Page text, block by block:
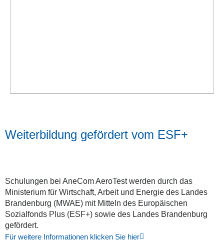
Weiterbildung gefördert vom ESF+
Schulungen bei AneCom AeroTest werden durch das
Ministerium für Wirtschaft, Arbeit und Energie des Landes
Brandenburg (MWAE) mit Mitteln des Europäischen
Sozialfonds Plus (ESF+) sowie des Landes Brandenburg
gefördert.
Für weitere Informationen klicken Sie hier